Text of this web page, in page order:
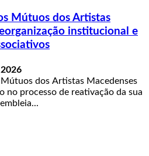
Mútuos dos Artistas
institucional e
dos Artistas Macedenses
no processo de reativação da sua